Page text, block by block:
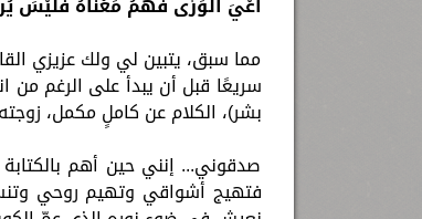
مما سبق، يتبين لي ولك عزيزي
سريعًا قبل أن يبدأ على الرغم من
بشر)، الكلام عن كاملٍ مكمل،
صدقوني... إنني حين أهم
فتهيج أشواقي وتهيم روحي